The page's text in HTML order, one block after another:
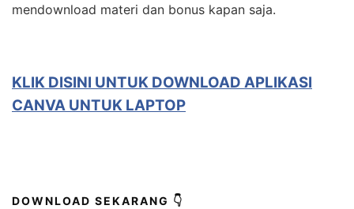
mendownload materi dan bonus kapan saja.
KLIK DISINI UNTUK DOWNLOAD APLIKASI
CANVA UNTUK LAPTOP
DOWNLOAD SEKARANG 👇